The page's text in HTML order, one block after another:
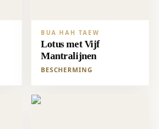
BUA HAH TAEW
Lotus met Vijf
Mantralijnen
BESCHERMING